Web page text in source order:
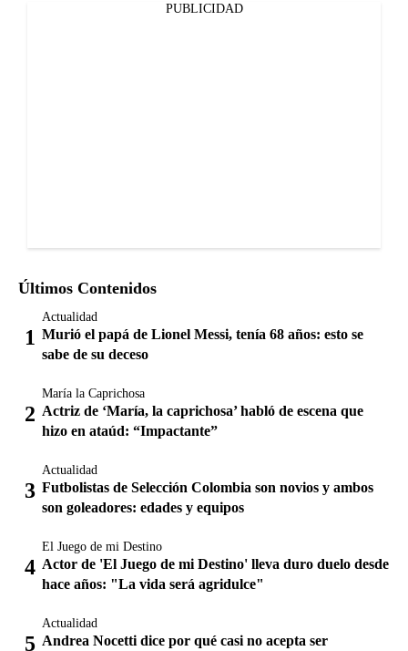
PUBLICIDAD
Últimos Contenidos
Actualidad
Murió el papá de Lionel Messi, tenía 68 años: esto se
sabe de su deceso
María la Caprichosa
Actriz de ‘María, la caprichosa’ habló de escena que
hizo en ataúd: “Impactante”
Actualidad
Futbolistas de Selección Colombia son novios y ambos
son goleadores: edades y equipos
El Juego de mi Destino
Actor de 'El Juego de mi Destino' lleva duro duelo desde
hace años: "La vida será agridulce"
Actualidad
Andrea Nocetti dice por qué casi no acepta ser